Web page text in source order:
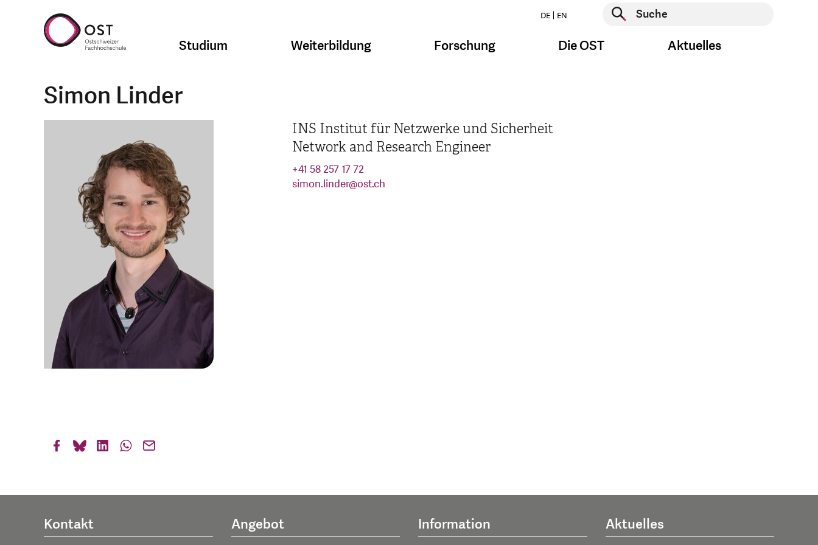
DE EN
Suche starten
Studium Weiterbildung Forschung Die OST Aktuelles
Simon Linder
INS Institut für Netzwerke und Sicherheit
Network and Research Engineer
+41 58 257 17 72
simon.linder@ost.ch
Kontakt Angebot Information Aktuelles